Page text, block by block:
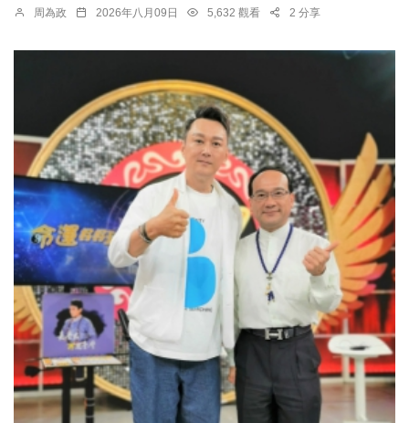
周為政 2026年八月09日 5,632 觀看 2 分享